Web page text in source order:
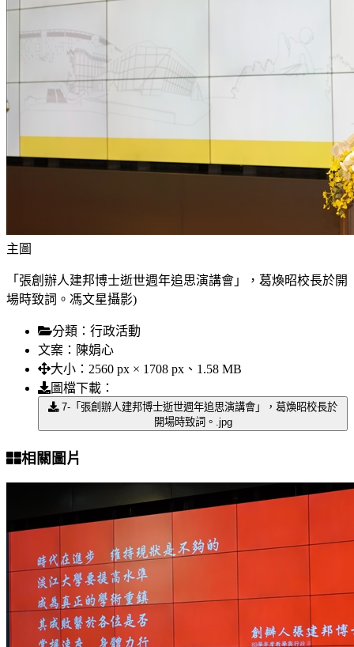
主圖
「張創辦人建邦博士逝世週年追思演講會」，葛煥昭校長於開
場時致詞。馮文星攝影)
分類： 行政活動
文案： 陳娟心
大小： 2560 px × 1708 px、1.58 MB
圖檔下載：
7-「張創辦人建邦博士逝世週年追思演講會」，葛煥昭校長於
開場時致詞。.jpg
相關圖片